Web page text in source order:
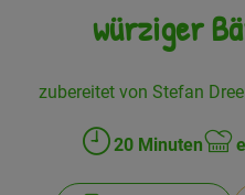
würziger
zubereitet von Stefan
Zubreitungszeit:
20 Minuten